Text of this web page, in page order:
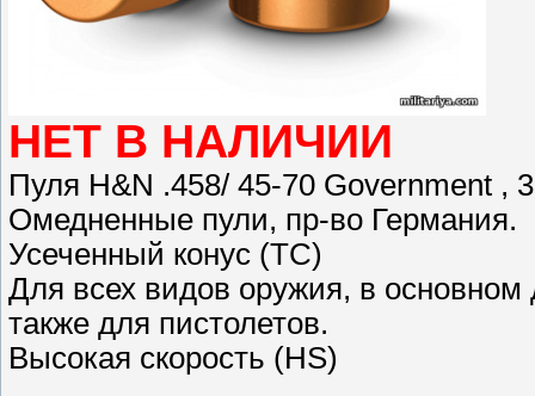
НЕТ В НАЛИЧИИ
Пуля H&N .458/ 45-70 Government ,
Омедненные пули, пр-во Германия.
Усеченный конус (TC)
Для всех видов оружия, в
также для пистолетов.
Высокая скорость (HS)